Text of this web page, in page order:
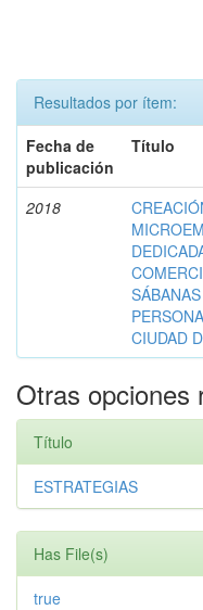
Resultados por ítem:
Fecha de
publicación
Título
2018
SÁBANAS
CIUDAD
Otras opciones
Título
ESTRATEGIAS
Has File(s)
true